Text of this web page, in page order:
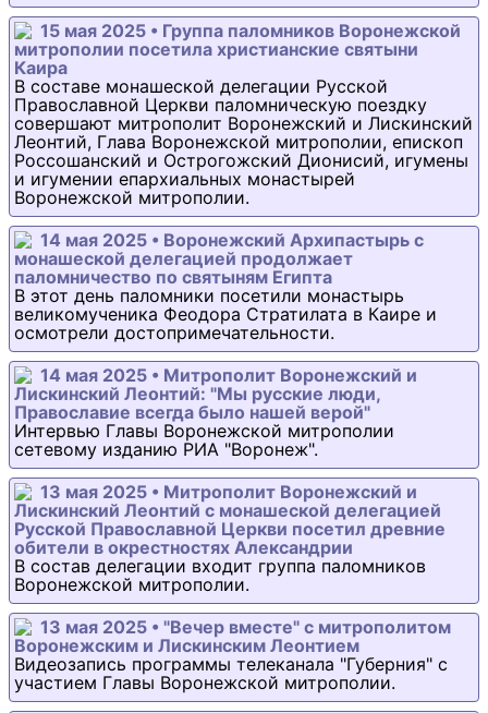
15 мая 2025 • Группа паломников Воронежской
митрополии посетила христианские святыни
Каира
В составе монашеской делегации Русской
Православной Церкви паломническую поездку
совершают митрополит Воронежский и Лискинский
Леонтий, Глава Воронежской митрополии, епископ
Россошанский и Острогожский Дионисий, игумены
и игумении епархиальных монастырей
Воронежской митрополии.
14 мая 2025 • Воронежский Архипастырь с
монашеской делегацией продолжает
паломничество по святыням Египта
В этот день паломники посетили монастырь
великомученика Феодора Стратилата в Каире и
осмотрели достопримечательности.
14 мая 2025 • Митрополит Воронежский и
Лискинский Леонтий: "Мы русские люди,
Православие всегда было нашей верой"
Интервью Главы Воронежской митрополии
сетевому изданию РИА "Воронеж".
13 мая 2025 • Митрополит Воронежский и
Лискинский Леонтий с монашеской делегацией
Русской Православной Церкви посетил древние
обители в окрестностях Александрии
В состав делегации входит группа паломников
Воронежской митрополии.
13 мая 2025 • "Вечер вместе" с митрополитом
Воронежским и Лискинским Леонтием
Видеозапись программы телеканала "Губерния" с
участием Главы Воронежской митрополии.